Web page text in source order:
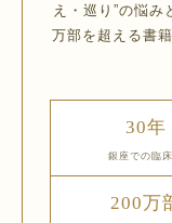
え・巡り”の悩
万部を超える書
30年
銀座での臨
200万